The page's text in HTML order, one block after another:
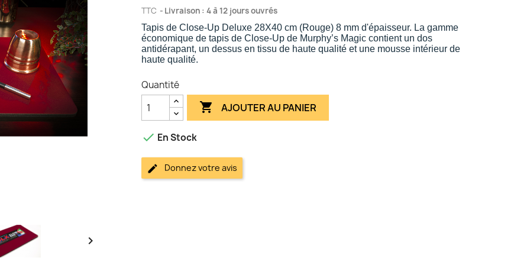

TTC Livraison : 4 à 12 jours ouvrés
Tapis de Close-Up Deluxe 28X40 cm (Rouge) 8 mm d'épaisseur. La gamme
économique de tapis de Close-Up de Murphy’s Magic contient un dos
antidérapant, un dessus en tissu de haute qualité et une mousse intérieur de
haute qualité.
Quantité
 AJOUTER AU PANIER
 En Stock
Donnez votre avis